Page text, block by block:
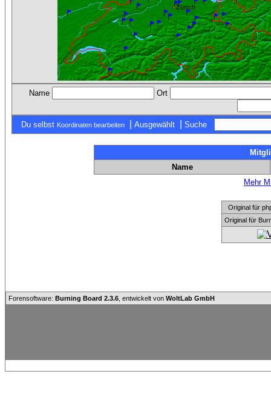
Name Ort
Du selbst Koordinaten bearbeiten Ausgewählt Suche
Name
Mehr
Original für
Original für
Forensoftware: Burning Board 2.3.6 , entwickelt von WoltLab GmbH